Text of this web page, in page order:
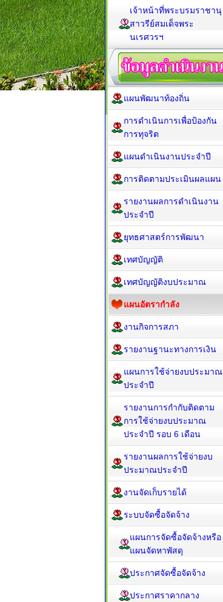
เจ้าหน้าที่พระบรมราชานุ
สาวรีย์สมเด็จพระ
นเรศวรฯ
แผนพัฒนาท้องถิ่น
การดำเนินการเพื่อป้องกัน
การทุจริต
แผนดำเนินงานประจำปี
การติดตามประเมินผลแผน
รายงานผลการดำเนินงาน
ประจำปี
ยุทธศาสตร์การพัฒนา
เทศบัญญัติ
เทศบัญญัติงบประมาณ
แผนอัตรากำลัง
งานกิจการสภา
รายงานฐานะทางการเงิน
แผนการใช้จ่ายงบประมาณ
ประจำปี
รายงานการกำกับติดตาม
การใช้จ่ายงบประมาณ
ประจำปี รอบ 6 เดือน
รายงานผลการใช้จ่ายงบ
ประมาณประจำปี
งานจัดเก็บรายได้
ระบบจัดซื้อจัดจ้าง
แผนการจัดซื้อจัดจ้างหรือ
แผนจัดหาพัสดุ
ประกาศจัดซื้อจัดจ้าง
ประกาศราคากลาง